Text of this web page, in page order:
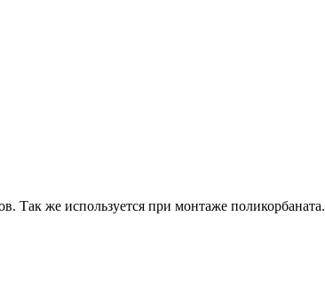
Так же используется при монтаже поликорбаната.